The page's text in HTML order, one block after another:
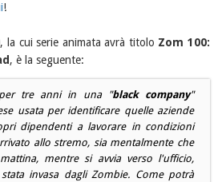
!
, la cui serie animata avrà titolo Zom 100:
, è la seguente:
tre anni in una "black company"
usata per identificare quelle aziende
dipendenti a lavorare in condizioni
allo stremo, sia mentalmente che
mentre si avvia verso l'ufficio,
invasa dagli Zombie. Come potrà